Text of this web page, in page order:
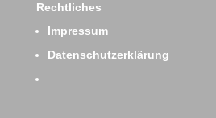
Rechtliches
Impressum
Datenschutzerklärung